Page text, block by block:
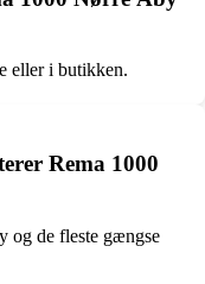
eller i butikken.
Rema 1000
og de fleste gængse